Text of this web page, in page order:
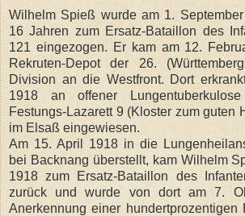
Wilhelm Spieß wurde am 1.
16 Jahren zum Ersatz-Bataillon des
121 eingezogen. Er kam am 12.
Rekruten-Depot der 26.
Division an die Westfront. Dort
1918 an offener
Festungs-Lazarett 9 (Kloster zum guten
im Elsaß eingewiesen.
Am 15. April 1918 in die
bei Backnang überstellt, kam Wilhelm
1918 zum Ersatz-Bataillon des
zurück und wurde von dort am 7.
Anerkennung einer hundertprozentigen